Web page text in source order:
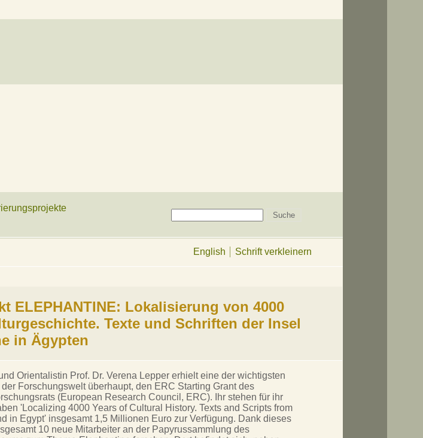
English Schrift verkleinern
ELEPHANTINE: Lokalisierung von 4000
Texte und Schriften der Insel
in Ägypten
Orientalistin Prof. Dr. Verena Lepper erhielt eine der wichtigsten
Forschungswelt überhaupt, den ERC Starting Grant des
(European Research Council, ERC). Ihr stehen für ihr
'Localizing 4000 Years of Cultural History. Texts and Scripts from
in Egypt' insgesamt 1,5 Millionen Euro zur Verfügung. Dank dieses
10 neue Mitarbeiter an der Papyrussammlung des